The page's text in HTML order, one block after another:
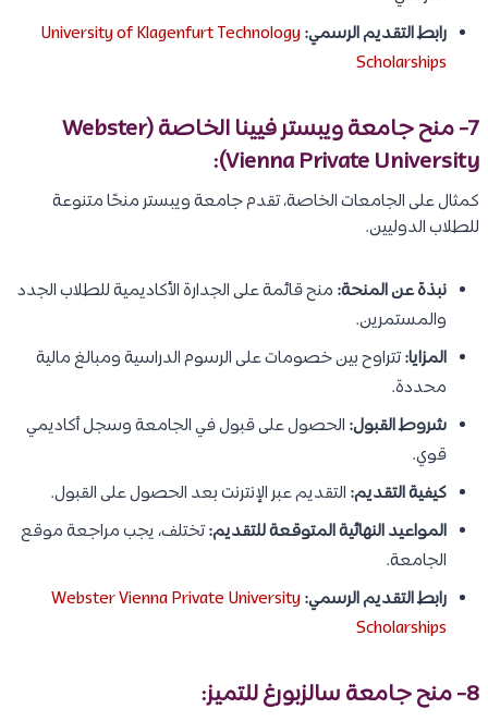
رابط التقديم الرسمي:University of Klagenfurt Technology
Scholarships
7- منح جامعة ويبستر فيينا الخاصة (Webster
Vienna Private University):
كمثال على الجامعات الخاصة، تقدم جامعة ويبستر منحًا متنوعة
للطلاب الدوليين.
نبذة عن المنحة: منح قائمة على الجدارة الأكاديمية للطلاب الجدد
والمستمرين.
المزايا:تتراوح بين خصومات على الرسوم الدراسية ومبالغ مالية
محددة.
شروط القبول: الحصول على قبول في الجامعة وسجل أكاديمي
قوي.
كيفية التقديم: التقديم عبر الإنترنت بعد الحصول على القبول.
المواعيد النهائية المتوقعة للتقديم:تختلف، يجب مراجعة موقع
الجامعة.
رابط التقديم الرسمي:Webster Vienna Private University
Scholarships
8- منح جامعة سالزبورغ للتميز: